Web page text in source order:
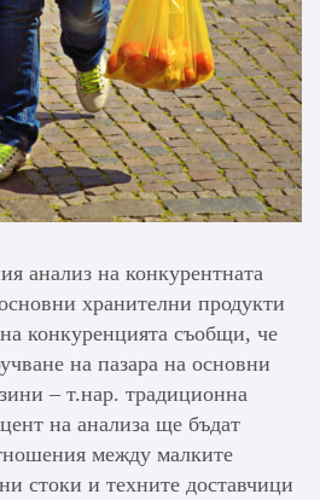
анализ на конкурентната
хранителни продукти
конкуренцията съобщи, че
на пазара на основни
– т.нар. традиционна
на анализа ще бъдат
между малките
стоки и техните доставчици